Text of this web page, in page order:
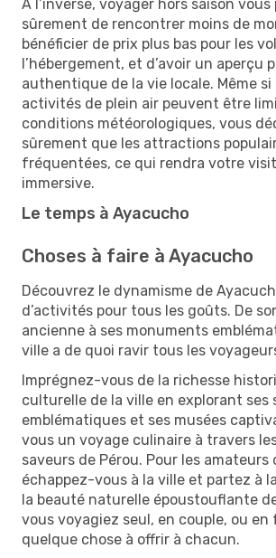
À l’inverse, voyager hors saison
sûrement de rencontrer moins de
bénéficier de prix plus bas pour les
l’hébergement, et d’avoir un aperçu
authentique de la vie locale. Même
activités de plein air peuvent être
conditions météorologiques, vous
sûrement que les attractions
fréquentées, ce qui rendra votre
immersive.
Le temps à Ayacucho
Choses à faire à Ayacucho
Découvrez le dynamisme de
d’activités pour tous les goûts. De
ancienne à ses monuments
ville a de quoi ravir tous les
Imprégnez-vous de la richesse
culturelle de la ville en explorant ses
emblématiques et ses musées
vous un voyage culinaire à travers
saveurs de Pérou. Pour les amateurs
échappez-vous à la ville et partez à
la beauté naturelle époustouflante
vous voyagiez seul, en couple, ou en
quelque chose à offrir à chacun.